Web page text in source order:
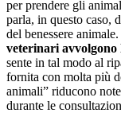
per prendere gli
parla, in questo caso,
del benessere
veterinari avvolgono
sente in tal modo al
fornita con molta più
animali” riducono
durante le